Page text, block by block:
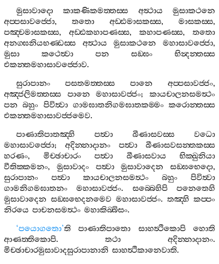
මුසාවාදො
කාකණිකමත‍්තස‍්ස අත්‍ථාය
මුසාකථනෙ
අප‍්පසාවජ‍්ජො, තතො අඩ‍්ඪමාසකස‍්ස, මාසකස‍්ස,
පඤ‍්චමාසකස‍්ස, අඩ‍්ඪකහාපණස‍්ස, කහාපණස‍්ස, තතො
අනග‍්ඝනියභණ‍්ඩස‍්ස
අත්‍ථාය මුසාකථනෙ මහාසාවජ‍්ජො,
මුසා
කථෙත්‍වා පන සඞ‍්ඝං
භින්‍දන‍්තස‍්ස
එකන‍්තමහාසාවජ‍්ජොව.
සුරාපානං
පසතමත‍්තස‍්ස පානෙ අප‍්පසාවජ‍්ජං,
අඤ‍්ජලිමත‍්තස‍්ස
පානෙ මහාසාවජ‍්ජං;කායචාලනසමත්‍ථං
පන බහුං පිවිත්‍වා ගාමඝාතනිගමඝාතකම‍්මං කරොන‍්තස‍්ස
එකන‍්තමහාසාවජ‍්ජමෙව.
පාණාතිපාතඤ‍්හි
පත්‍වා ඛීණාසවස‍්ස
වධො
මහාසාවජ‍්ජො; අදින‍්නාදානං පත්‍වා
ඛීණාසවසන‍්තකස‍්ස
හරණං, මිච‍්ඡාචාරං පත්‍වා ඛීණාසවාය
භික‍්ඛුනියා
වීතික‍්කමනං, මුසාවාදං පත්‍වා මුසාවාදෙන සඞ‍්ඝභෙදො,
සුරාපානං
පත්‍වා කායචාලනසමත්‍ථං බහුං
පිවිත්‍වා
ගාමනිගමඝාතනං
මහාසාවජ‍්ජං. සබ‍්බෙහිපි
පනෙතෙහි
මුසාවාදෙන සඞ‍්ඝභෙදනමෙව මහාසාවජ‍්ජං. තඤ‍්හි කප‍්පං
නිරයෙ පාචනසමත්‍ථං මහාකිබ‍්බිසං.
‘පයොගතො’ති පාණාතිපාතො සාහත්‍ථිකොපි
හොති
ආණත‍්තිකොපි. තථා අදින‍්නාදානං.
මිච‍්ඡාචාරමුසාවාදසුරාපානානි සාහත්‍ථිකානෙවාති.